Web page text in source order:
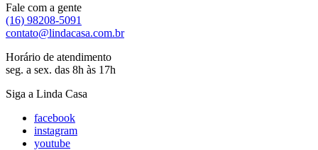
Fale com a gente
(16) 98208-5091
contato@lindacasa.com.br
Horário de atendimento
seg. a sex. das 8h às 17h
Siga a Linda Casa
facebook
instagram
youtube